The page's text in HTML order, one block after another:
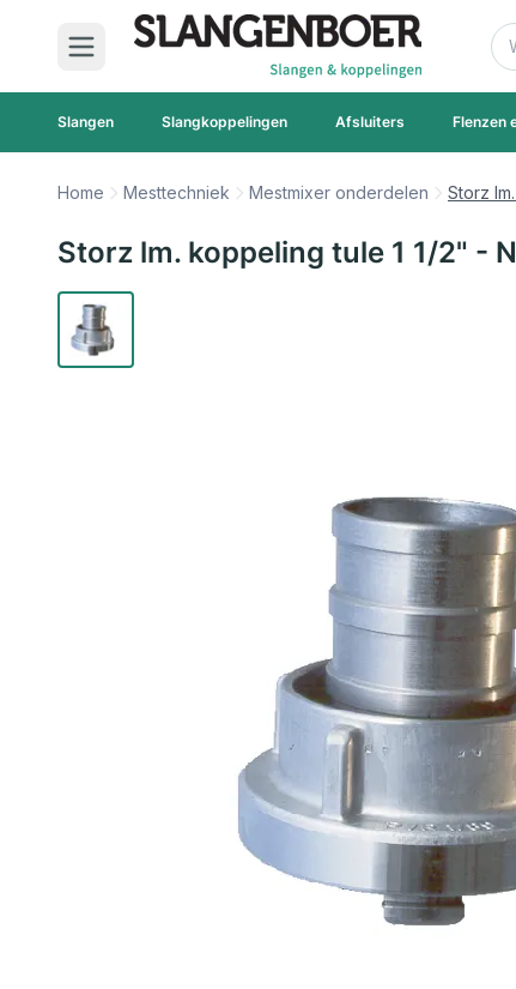
Ga naar de inhoud
Slangen Slangkoppelingen Afsluiters Flenzen
Home Mesttechniek Mestmixer onderdelen Storz
Storz lm. koppeling tule 1 1/2" -